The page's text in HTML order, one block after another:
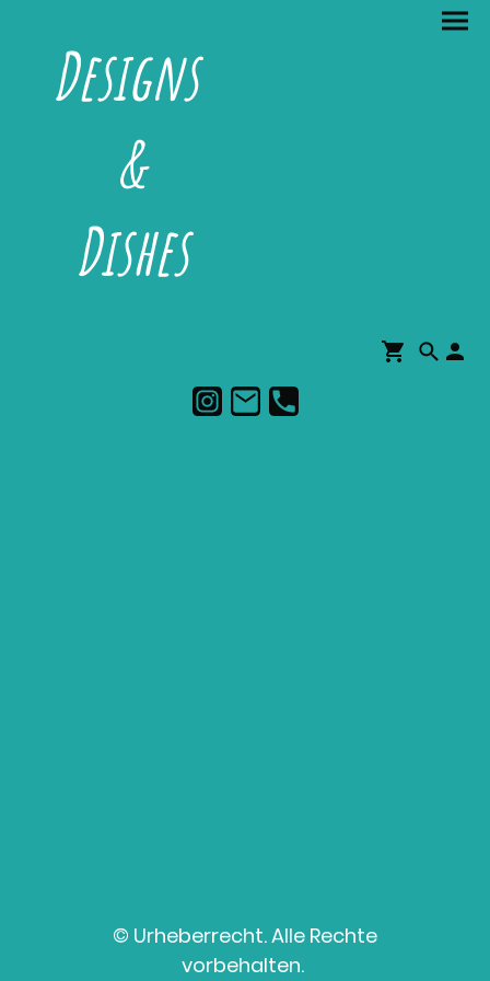
Designs
&
Dishes
© Urheberrecht. Alle Rechte
vorbehalten.